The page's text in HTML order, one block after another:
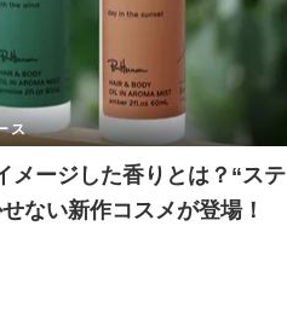
ス
メージした香りとは？“ステ
ない新作コスメが登場！